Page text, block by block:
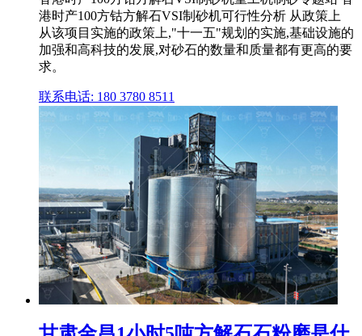
港时产100方钴方解石VSI制砂机可行性分析 从政策上
从该项目实施的政策上,"十一五"规划的实施,基础设施的
加强和高科技的发展,对砂石的数量和质量都有更高的要
求。
联系电话: 180 3780 8511